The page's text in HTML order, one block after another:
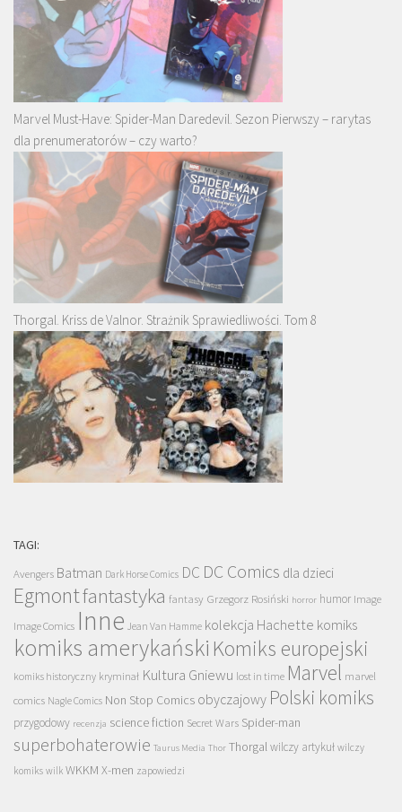
Marvel Must-Have: Spider-Man Daredevil. Sezon Pierwszy – rarytas
dla prenumeratorów – czy warto?
Thorgal. Kriss de Valnor. Strażnik Sprawiedliwości. Tom 8
TAGI:
Avengers Batman Dark Horse Comics DC DC Comics dla dzieci
Egmontfantastyka fantasy Grzegorz Rosiński horror humor Image
Image Comics Inne Jean Van Hamme kolekcja Hachette komiks
komiks amerykański Komiks europejski
komiks historyczny kryminał Kultura Gniewu lost in time Marvel marvel
comics Nagle Comics Non Stop Comics obyczajowy Polski komiks
przygodowy recenzja science fiction Secret Wars Spider-man
superbohaterowie Taurus Media Thor Thorgalwilczy artykuł wilczy
komiks wilk WKKM X-men zapowiedzi